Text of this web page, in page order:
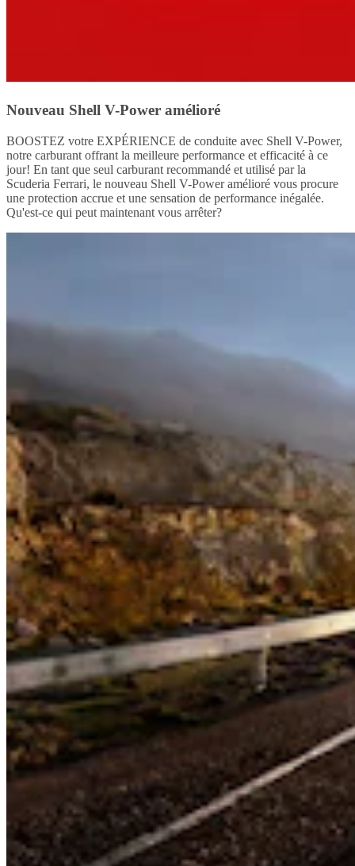
Nouveau Shell V-Power amélioré
BOOSTEZ votre EXPÉRIENCE de conduite avec Shell V-Power,
notre carburant offrant la meilleure performance et efficacité à ce
jour! En tant que seul carburant recommandé et utilisé par la
Scuderia Ferrari, le nouveau Shell V-Power amélioré vous procure
une protection accrue et une sensation de performance inégalée.
Qu'est-ce qui peut maintenant vous arrêter?